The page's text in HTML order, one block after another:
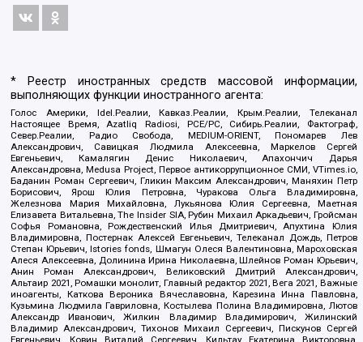
* Реестр иностранных средств массовой информации,
выполняющих функции иностранного агента:
Голос Америки, Idel.Реалии, Кавказ.Реалии, Крым.Реалии, Телеканал
Настоящее Время, Azatliq Radiosi, PCE/PC, Сибирь.Реалии, Фактограф,
Север.Реалии, Радио Свобода, MEDIUM-ORIENT, Пономарев Лев
Александрович, Савицкая Людмила Алексеевна, Маркелов Сергей
Евгеньевич, Камалягин Денис Николаевич, Апахончич Дарья
Александровна, Medusa Project, Первое антикоррупционное СМИ, VTimes.io,
Баданин Роман Сергеевич, Гликин Максим Александрович, Маняхин Петр
Борисович, Ярош Юлия Петровна, Чуракова Ольга Владимировна,
Железнова Мария Михайловна, Лукьянова Юлия Сергеевна, Маетная
Елизавета Витальевна, The Insider SIA, Рубин Михаил Аркадьевич, Гройсман
Софья Романовна, Рождественский Илья Дмитриевич, Апухтина Юлия
Владимировна, Постернак Алексей Евгеньевич, Телеканал Дождь, Петров
Степан Юрьевич, Istories fonds, Шмагун Олеся Валентиновна, Мароховская
Алеся Алексеевна, Долинина Ирина Николаевна, Шлейнов Роман Юрьевич,
Анин Роман Александрович, Великовский Дмитрий Александрович,
Альтаир 2021, Ромашки монолит, Главный редактор 2021, Вега 2021, Важные
иноагенты, Каткова Вероника Вячеславовна, Карезина Инна Павловна,
Кузьмина Людмила Гавриловна, Костылева Полина Владимировна, Лютов
Александр Иванович, Жилкин Владимир Владимирович, Жилинский
Владимир Александрович, Тихонов Михаил Сергеевич, Пискунов Сергей
Евгеньевич, Ковин Виталий Сергеевич, Кильтау Екатерина Викторовна,